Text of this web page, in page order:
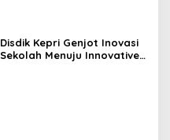
Disdik Kepri Genjot Inovasi
Sekolah Menuju Innovative